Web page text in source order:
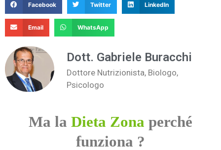
Facebook Twitter LinkedIn
Email WhatsApp
Dott. Gabriele Buracchi
Dottore Nutrizionista, Biologo,
Psicologo
Ma la Dieta Zona perché
funziona ?